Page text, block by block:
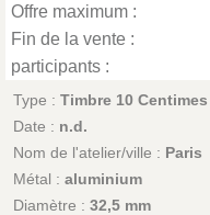
Offre maximum :
Fin de la vente :
participants :
Type : Timbre 10 Centimes
Date : n.d.
Nom de l'atelier/ville : Paris
Métal : aluminium
Diamètre : 32,5 mm